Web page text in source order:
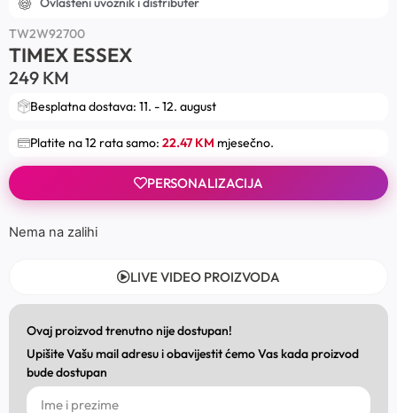
TW2W92700
TIMEX ESSEX
249 KM
Besplatna dostava: 11. - 12. august
Platite na 12 rata samo: 22.47 KM mjesečno.
PERSONALIZACIJA
Nema na zalihi
LIVE VIDEO PROIZVODA
Ovaj proizvod trenutno nije dostupan!
Upišite Vašu mail adresu i obavijestit ćemo Vas kada proizvod
bude dostupan